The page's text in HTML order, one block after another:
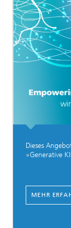
Dieses
»Generative
MEHR